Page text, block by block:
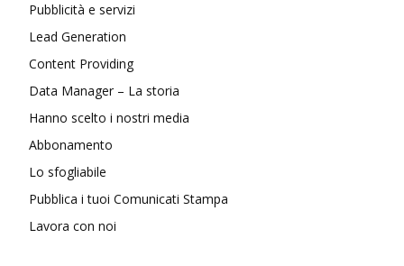
Pubblicità e servizi
Lead Generation
Content Providing
Data Manager – La storia
Hanno scelto i nostri media
Abbonamento
Lo sfogliabile
Pubblica i tuoi Comunicati Stampa
Lavora con noi